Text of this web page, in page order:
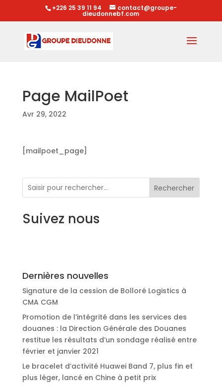
+226 25 39 11 94 contact@groupe-
dieudonnebf.com
Page MailPoet
Avr 29, 2022
[mailpoet_page]
Rechercher
Suivez nous
Dernières nouvelles
Signature de la cession de Bolloré Logistics à
CMA CGM
Promotion de l’intégrité dans les services des
douanes : la Direction Générale des Douanes
restitue les résultats d’un sondage réalisé entre
février et janvier 2021
Le bracelet d’activité Huawei Band 7, plus fin et
plus léger, lancé en Chine à petit prix